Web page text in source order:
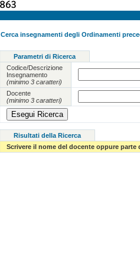
Cerca insegnamenti degli Ordinamenti
Parametri di Ricerca
Codice/Descrizione
Insegnamento
(minimo 3 caratteri)
Docente
(minimo 3 caratteri)
Risultati della Ricerca
Scrivere il nome del docente oppure